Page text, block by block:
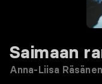
Saimaan
Anna-Liisa Räsänen